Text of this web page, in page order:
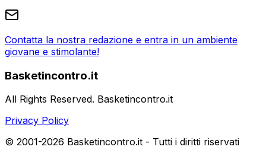
Contatta la nostra redazione e entra in un ambiente
giovane e stimolante!
Basketincontro.it
All Rights Reserved. Basketincontro.it
Privacy Policy
© 2001-2026 Basketincontro.it - Tutti i diritti riservati